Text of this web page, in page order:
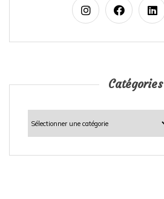
Catégories
Catégories